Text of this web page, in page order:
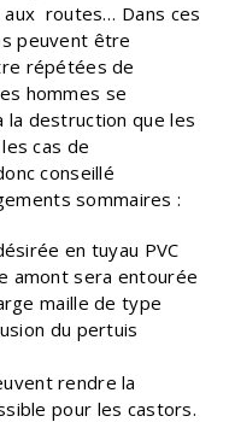
aux routes… Dans ces
peuvent être
répétées de
hommes se
la destruction que les
cas de
conseillé
sommaires :
en tuyau PVC
amont sera entourée
maille de type
du pertuis
rendre la
pour les castors.